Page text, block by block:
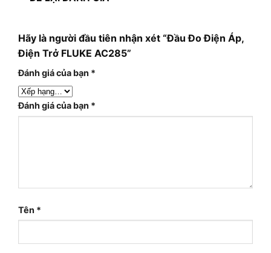
Hãy là người đầu tiên nhận xét “Đầu Đo Điện Áp,
Điện Trở FLUKE AC285”
Đánh giá của bạn *
Đánh giá của bạn *
Tên *